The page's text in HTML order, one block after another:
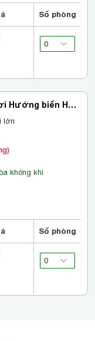
Số phòng
Hướng biển Hai
lớn
không khí
Số phòng